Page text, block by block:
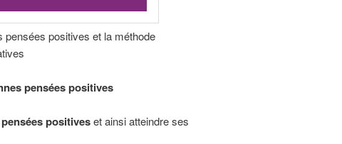
positives et la méthode
pensées positives
positiveset ainsi atteindre ses